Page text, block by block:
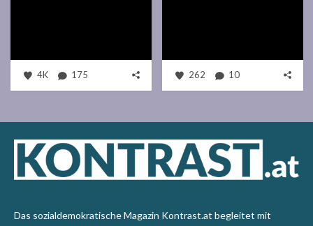
4K 175 262 10
Das sozialdemokratische Magazin Kontrast.at begleitet mit